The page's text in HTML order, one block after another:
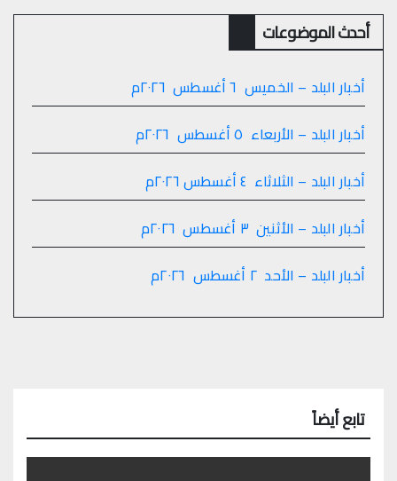
أحدث الموضوعات
أخبار البلد – الخميس ٦ أغسطس ٢٠٢٦م
أخبار البلد – الأربعاء ٥ أغسطس ٢٠٢٦م
أخبار البلد – الثلاثاء ٤ أغسطس ٢٠٢٦م
أخبار البلد – الأثنين ٣ أغسطس ٢٠٢٦م
أخبار البلد – الأحد ٢ أغسطس ٢٠٢٦م
تابع أيضاً